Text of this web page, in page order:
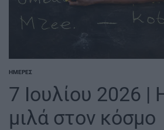
POSTED
ΗΜΈΡΕΣ
7 Ιουλίου 2026 |
μιλά στον κόσμο